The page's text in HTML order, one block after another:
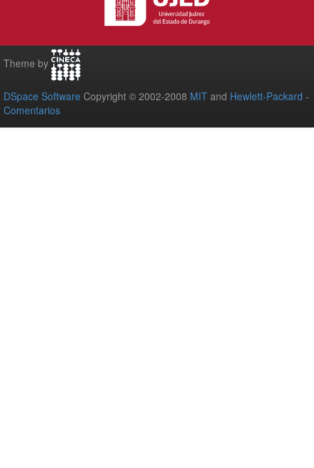
Theme by
DSpace Software Copyright © 2002-2008 MIT and Hewlett-Packard -
Comentarios